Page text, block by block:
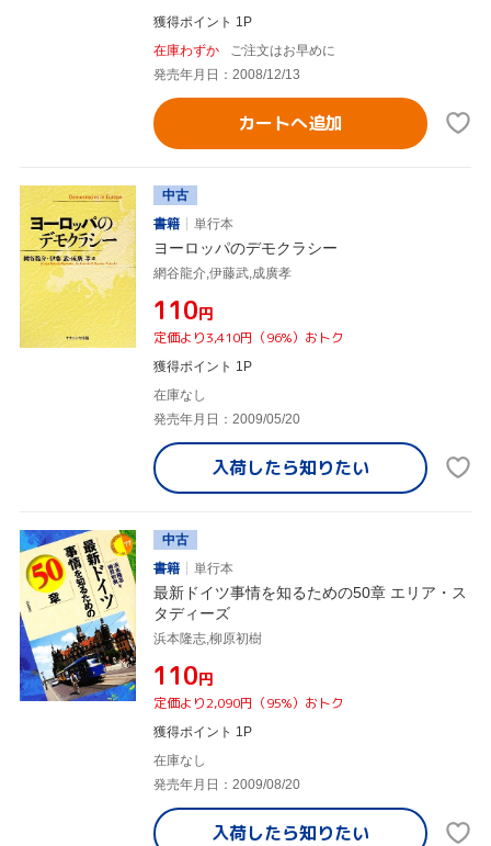
獲得ポイント 1P
在庫わずか
ご注文はお早めに
発売年月日：2008/12/13
カートへ追加
中古
書籍
単行本
ヨーロッパのデモクラシー
網谷龍介,伊藤武,成廣孝
¥110円
定価より3,410円（96%）おトク
獲得ポイント 1P
在庫なし
発売年月日：2009/05/20
入荷したら知りたい
中古
書籍
単行本
最新ドイツ事情を知るための50章 エリア・ス
タディーズ
浜本隆志,柳原初樹
¥110円
定価より2,090円（95%）おトク
獲得ポイント 1P
在庫なし
発売年月日：2009/08/20
入荷したら知りたい